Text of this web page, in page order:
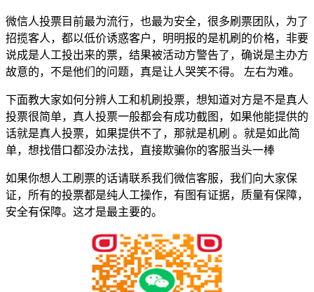
微信人投票目前最为流行，也最为安全，很多刷票团队，为了
招揽客人，都以低价诱惑客户，明明报的是机刷的价格，非要
说成是人工投出来的票，结果被活动方警告了，确说是主办方
故意的，不是他们的问题，真是让人哭笑不得。 左右为难。
下面教大家如何分辨人工和机刷投票，想知道对方是不是真人
投票很简单，真人投票一般都会有成功截图，如果他能提供的
话就是真人投票，如果提供不了，那就是机刷 。就是如此简
单，想找借口都没办法找，直接欺骗你的客服当头一棒
如果你想人工刷票的话请联系我们微信客服，我们向大家保
证，所有的投票都是纯人工操作，有图有证据，质量有保障，
安全有保障。这才是最主要的。